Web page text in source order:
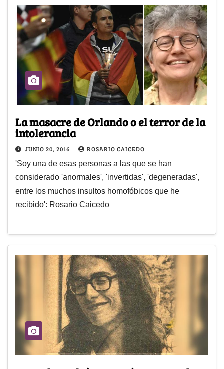
La masacre de Orlando o el terror de la
intolerancia
JUNIO 20, 2016 ROSARIO CAICEDO
'Soy una de esas personas a las que se han
considerado 'anormales', 'invertidas', 'degeneradas',
entre los muchos insultos homofóbicos que he
recibido': Rosario Caicedo